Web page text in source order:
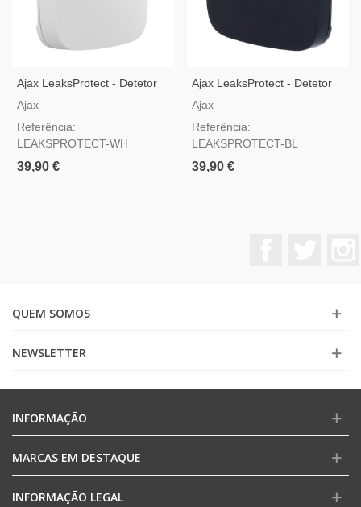
Ajax LeaksProtect - Detetor
De Inundação Sem Fios -
Ajax
Referência:
LEAKSPROTECT-WH
39,90 €
Ajax LeaksProtect - Detetor
De Inundação Sem Fios -
Ajax
Referência:
LEAKSPROTECT-BL
39,90 €
QUEM SOMOS
NEWSLETTER
INFORMAÇÃO
MARCAS EM DESTAQUE
INFORMAÇÃO LEGAL